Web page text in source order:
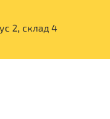
2, склад 4